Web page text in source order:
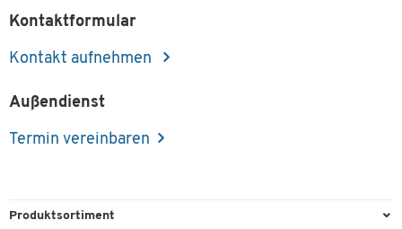
Kontaktformular
Kontakt aufnehmen
Außendienst
Termin vereinbaren
Produktsortiment